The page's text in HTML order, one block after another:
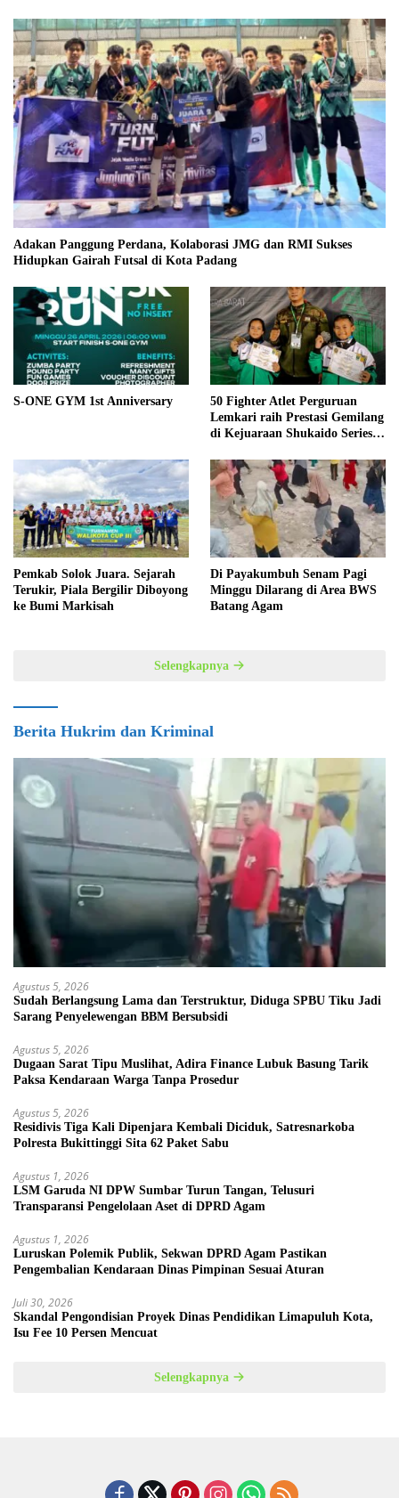
Adakan Panggung Perdana, Kolaborasi JMG dan RMI Sukses
Hidupkan Gairah Futsal di Kota Padang
S-ONE GYM 1st Anniversary
50 Fighter Atlet Perguruan
Lemkari raih Prestasi Gemilang
di Kejuaraan Shukaido Series 1
Pemkab Solok Juara. Sejarah
Terukir, Piala Bergilir Diboyong
ke Bumi Markisah
Di Payakumbuh Senam Pagi
Minggu Dilarang di Area BWS
Batang Agam
Selengkapnya
Berita Hukrim dan Kriminal
Agustus 5, 2026
Sudah Berlangsung Lama dan Terstruktur, Diduga SPBU Tiku Jadi
Sarang Penyelewengan BBM Bersubsidi
Agustus 5, 2026
Dugaan Sarat Tipu Muslihat, Adira Finance Lubuk Basung Tarik
Paksa Kendaraan Warga Tanpa Prosedur
Agustus 5, 2026
Residivis Tiga Kali Dipenjara Kembali Diciduk, Satresnarkoba
Polresta Bukittinggi Sita 62 Paket Sabu
Agustus 1, 2026
LSM Garuda NI DPW Sumbar Turun Tangan, Telusuri
Transparansi Pengelolaan Aset di DPRD Agam
Agustus 1, 2026
Luruskan Polemik Publik, Sekwan DPRD Agam Pastikan
Pengembalian Kendaraan Dinas Pimpinan Sesuai Aturan
Juli 30, 2026
Skandal Pengondisian Proyek Dinas Pendidikan Limapuluh Kota,
Isu Fee 10 Persen Mencuat
Selengkapnya